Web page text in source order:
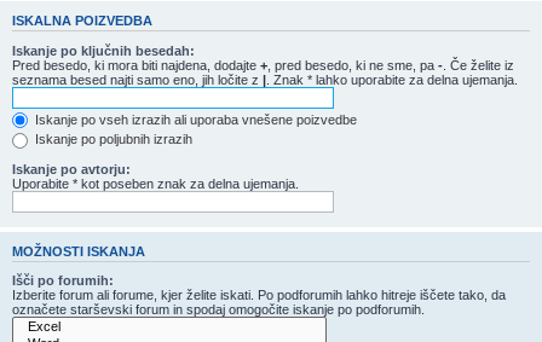
ISKALNA POIZVEDBA
Iskanje po ključnih besedah:
Pred besedo, ki mora biti najdena, dodajte + , pred besedo, ki ne sme, pa - . Če želite iz
seznama besed najti samo eno, jih ločite z | . Znak * lahko uporabite za delna ujemanja.
Iskanje po vseh izrazih ali uporaba vnešene poizvedbe
Iskanje po poljubnih izrazih
Iskanje po avtorju:
Uporabite * kot poseben znak za delna ujemanja.
MOŽNOSTI ISKANJA
Išči po forumih:
Izberite forum ali forume, kjer želite iskati. Po podforumih lahko hitreje iščete tako, da
označete starševski forum in spodaj omogočite iskanje po podforumih.